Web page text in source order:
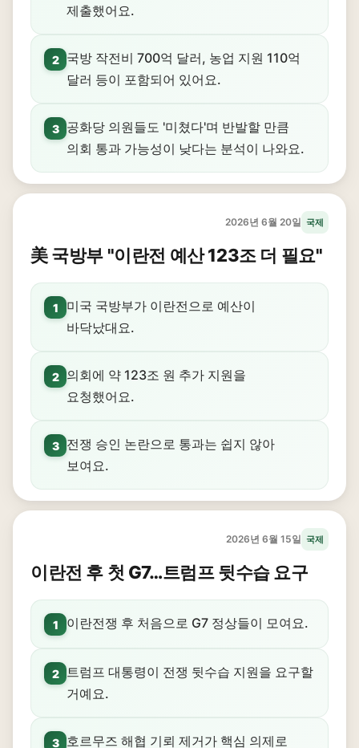
제출했어요.
2
국방 작전비 700억 달러, 농업 지원 110억
달러 등이 포함되어 있어요.
3
공화당 의원들도 '미쳤다'며 반발할 만큼
의회 통과 가능성이 낮다는 분석이 나와요.
2026년 6월 20일 국제
美 국방부 "이란전 예산 123조 더 필요"
1
미국 국방부가 이란전으로 예산이
바닥났대요.
2
의회에 약 123조 원 추가 지원을
요청했어요.
3
전쟁 승인 논란으로 통과는 쉽지 않아
보여요.
2026년 6월 15일 국제
이란전 후 첫 G7…트럼프 뒷수습 요구
1 이란전쟁 후 처음으로 G7 정상들이 모여요.
2
트럼프 대통령이 전쟁 뒷수습 지원을 요구할
거예요.
3 호르무즈 해협 기뢰 제거가 핵심 의제로